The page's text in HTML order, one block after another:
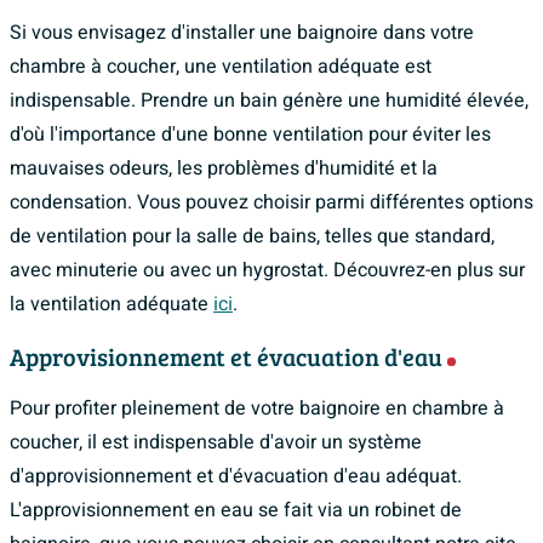
Si vous envisagez d'installer une baignoire dans votre
chambre à coucher, une ventilation adéquate est
indispensable. Prendre un bain génère une humidité élevée,
d'où l'importance d'une bonne ventilation pour éviter les
mauvaises odeurs, les problèmes d'humidité et la
condensation. Vous pouvez choisir parmi différentes options
de ventilation pour la salle de bains, telles que standard,
avec minuterie ou avec un hygrostat. Découvrez-en plus sur
la ventilation adéquate ici.
Approvisionnement et évacuation d'eau
Pour profiter pleinement de votre baignoire en chambre à
coucher, il est indispensable d'avoir un système
d'approvisionnement et d'évacuation d'eau adéquat.
L'approvisionnement en eau se fait via un robinet de